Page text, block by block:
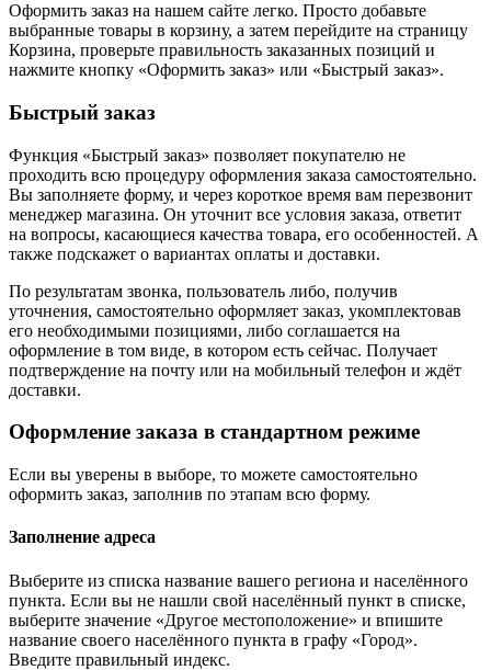
Оформить заказ на нашем сайте легко. Просто добавьте
выбранные товары в корзину, а затем перейдите на страницу
Корзина, проверьте правильность заказанных позиций и
нажмите кнопку «Оформить заказ» или «Быстрый заказ».
Быстрый заказ
Функция «Быстрый заказ» позволяет покупателю не
проходить всю процедуру оформления заказа самостоятельно.
Вы заполняете форму, и через короткое время вам перезвонит
менеджер магазина. Он уточнит все условия заказа, ответит
на вопросы, касающиеся качества товара, его особенностей. А
также подскажет о вариантах оплаты и доставки.
По результатам звонка, пользователь либо, получив
уточнения, самостоятельно оформляет заказ, укомплектовав
его необходимыми позициями, либо соглашается на
оформление в том виде, в котором есть сейчас. Получает
подтверждение на почту или на мобильный телефон и ждёт
доставки.
Оформление заказа в стандартном режиме
Если вы уверены в выборе, то можете самостоятельно
оформить заказ, заполнив по этапам всю форму.
Заполнение адреса
Выберите из списка название вашего региона и населённого
пункта. Если вы не нашли свой населённый пункт в списке,
выберите значение «Другое местоположение» и впишите
название своего населённого пункта в графу «Город».
Введите правильный индекс.